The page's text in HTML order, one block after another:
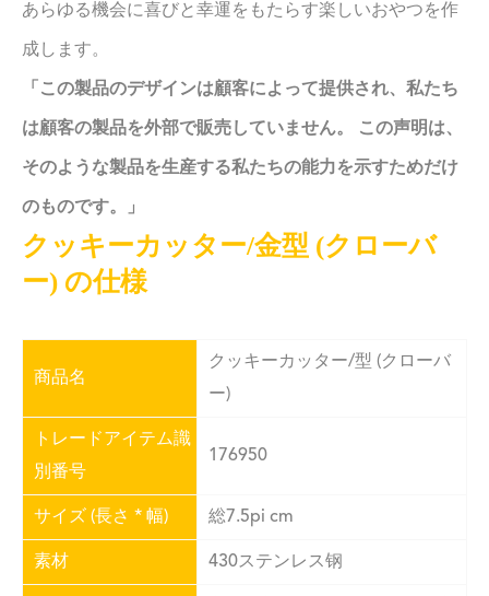
あらゆる機会に喜びと幸運をもたらす楽しいおやつを作
成します。
「この製品のデザインは顧客によって提供され、私たち
は顧客の製品を外部で販売していません。 この声明は、
そのような製品を生産する私たちの能力を示すためだけ
のものです。」
クッキーカッター/金型 (クローバ
ー) の仕様
商品名
クッキーカッター/型 (クローバ
ー)
トレードアイテム識
別番号
176950
サイズ (長さ * 幅) 総7.5pi cm
素材 430ステンレス钢